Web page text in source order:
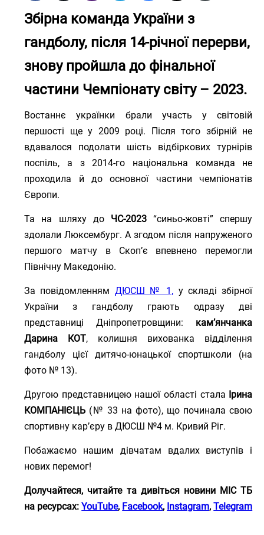
Збірна команда України з
гандболу, після 14-річної перерви,
знову пройшла до фінальної
частини Чемпіонату світу – 2023.
Востаннє українки брали участь у світовій
першості ще у 2009 році. Після того збірній не
вдавалося подолати шість відбіркових турнірів
поспіль, а з 2014-го національна команда не
проходила й до основної частини чемпіонатів
Європи.
Та на шляху до ЧС-2023“синьо-жовті” спершу
здолали Люксембург. А згодом після напруженого
першого матчу в Скоп’є впевнено перемогли
Північну Македонію.
За повідомленням ДЮСШ № 1, у складі збірної
України з гандболу грають одразу дві
представниці Дніпропетровщини: кам’янчанка
Дарина КОТ, колишня вихованка відділення
гандболу цієї дитячо-юнацької спортшколи (на
фото № 13).
Другою представницею нашої області стала Ірина
КОМПАНІЄЦЬ (№ 33 на фото), що починала свою
спортивну кар’єру в ДЮСШ №4 м. Кривий Ріг.
Побажаємо нашим дівчатам вдалих виступів і
нових перемог!
Долучайтеся, читайте та дивіться новини МІС ТБ
на ресурсах:YouTube, Facebook, Instagram, Telegram